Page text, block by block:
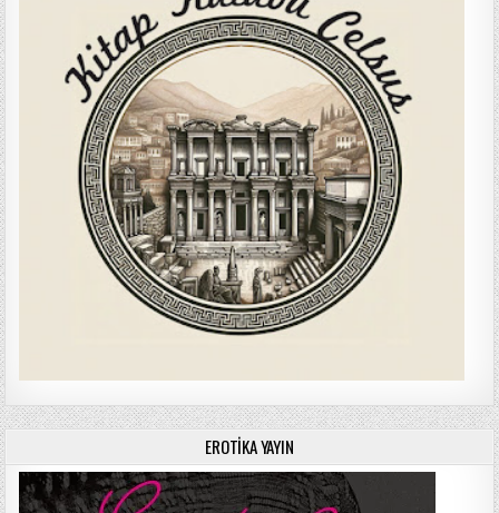
EROTIKA YAYIN